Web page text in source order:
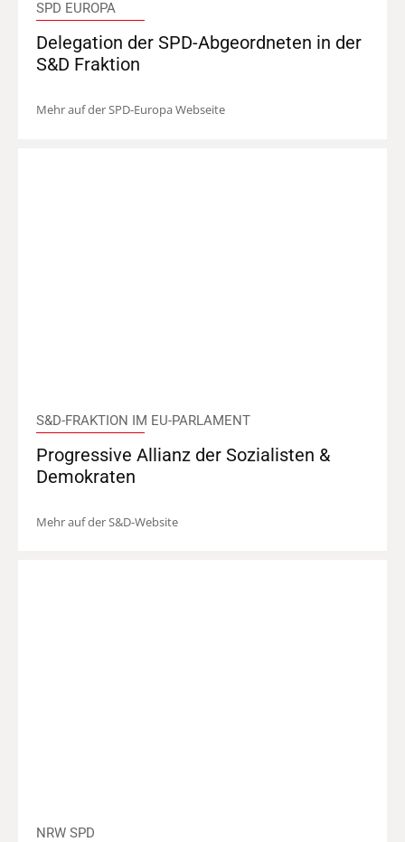
SPD EUROPA
Delegation der SPD-Abgeordneten in der
S&D Fraktion
Mehr auf der SPD-Europa Webseite
S&D-FRAKTION IM EU-PARLAMENT
Progressive Allianz der Sozialisten &
Demokraten
Mehr auf der S&D-Website
NRW SPD